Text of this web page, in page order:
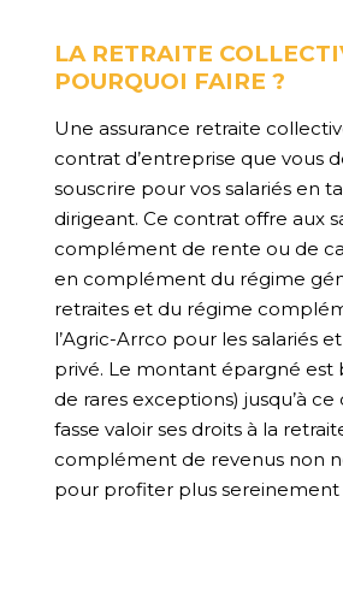
LA RETRAITE
POURQUOI FAIRE ?
Une assurance retraite
contrat d’entreprise que vous
souscrire pour vos salariés en
dirigeant. Ce contrat offre aux
complément de rente ou de
en complément du régime
retraites et du régime
l’Agric-Arrco pour les salariés
privé. Le montant épargné est
de rares exceptions) jusqu’à ce
fasse valoir ses droits à la
complément de revenus non
pour profiter plus sereinement